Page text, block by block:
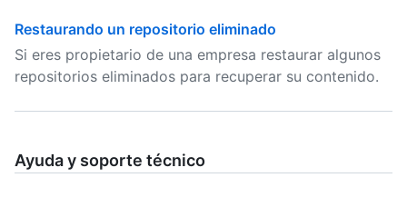
Restaurando un repositorio eliminado
Si eres propietario de una empresa restaurar algunos
repositorios eliminados para recuperar su contenido.
Ayuda y soporte técnico